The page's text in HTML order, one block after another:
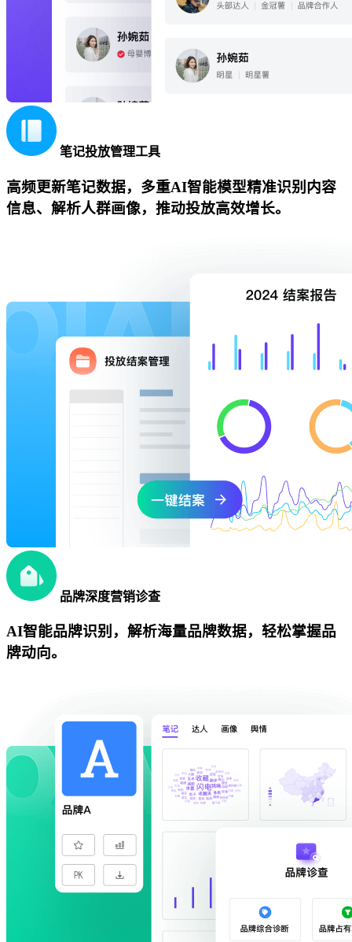
笔记投放管理工具
高频更新笔记数据，多重AI智能模型精准识别内容
信息、解析人群画像，推动投放高效增长。
品牌深度营销诊查
AI智能品牌识别，解析海量品牌数据，轻松掌握品
牌动向。